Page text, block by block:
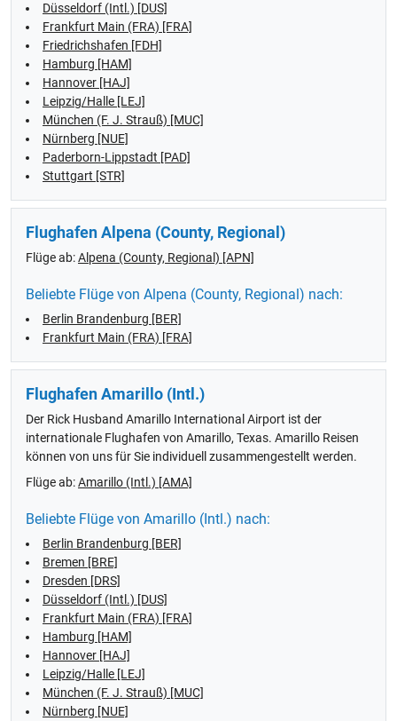
Düsseldorf (Intl.) [DUS]
Frankfurt Main (FRA) [FRA]
Friedrichshafen [FDH]
Hamburg [HAM]
Hannover [HAJ]
Leipzig/Halle [LEJ]
München (F. J. Strauß) [MUC]
Nürnberg [NUE]
Paderborn-Lippstadt [PAD]
Stuttgart [STR]
Flughafen Alpena (County, Regional)
Flüge ab:Alpena (County, Regional) [APN]
Beliebte Flüge von Alpena (County, Regional) nach:
Berlin Brandenburg [BER]
Frankfurt Main (FRA) [FRA]
Flughafen Amarillo (Intl.)
Der Rick Husband Amarillo International Airport ist der
internationale Flughafen von Amarillo, Texas. Amarillo Reisen
können von uns für Sie individuell zusammengestellt werden.
Flüge ab:Amarillo (Intl.) [AMA]
Beliebte Flüge von Amarillo (Intl.) nach:
Berlin Brandenburg [BER]
Bremen [BRE]
Dresden [DRS]
Düsseldorf (Intl.) [DUS]
Frankfurt Main (FRA) [FRA]
Hamburg [HAM]
Hannover [HAJ]
Leipzig/Halle [LEJ]
München (F. J. Strauß) [MUC]
Nürnberg [NUE]